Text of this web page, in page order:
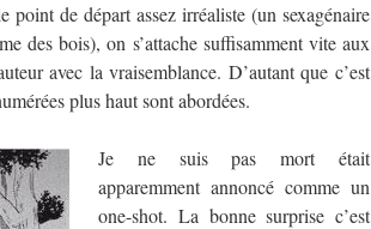
de départ assez irréaliste (un sexagénaire
des bois), on s’attache suffisamment vite aux
avec la vraisemblance. D’autant que c’est
plus haut sont abordées.
Je ne suis pas mort était
apparemment annoncé comme un
one-shot. La bonne surprise c’est